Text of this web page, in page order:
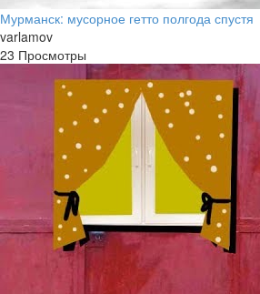
Мурманск: мусорное гетто полгода спустя
varlamov
23 Просмотры